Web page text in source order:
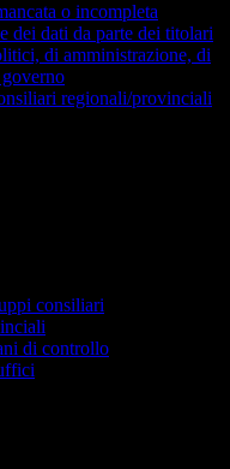
o incompleta
dei dati da parte dei titolari
di amministrazione, di
regionali/provinciali
consiliari
di controllo